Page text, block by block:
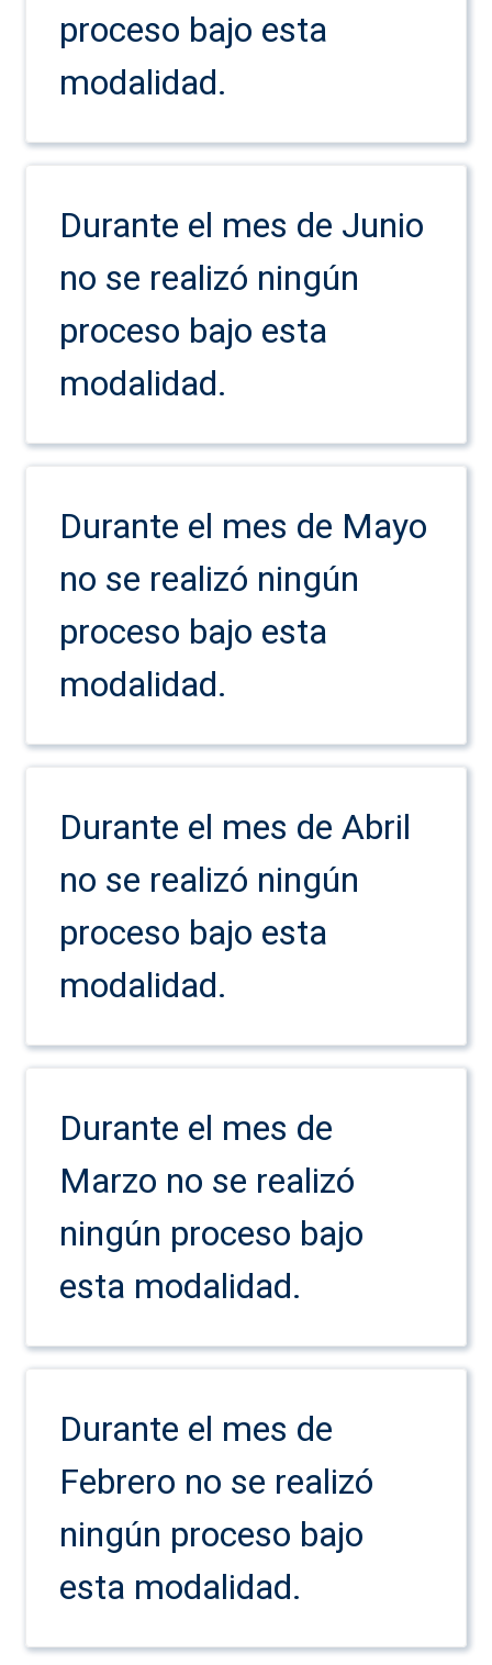
proceso bajo esta
modalidad.
Durante el mes de Junio
no se realizó ningún
proceso bajo esta
modalidad.
Durante el mes de Mayo
no se realizó ningún
proceso bajo esta
modalidad.
Durante el mes de Abril
no se realizó ningún
proceso bajo esta
modalidad.
Durante el mes de
Marzo no se realizó
ningún proceso bajo
esta modalidad.
Durante el mes de
Febrero no se realizó
ningún proceso bajo
esta modalidad.